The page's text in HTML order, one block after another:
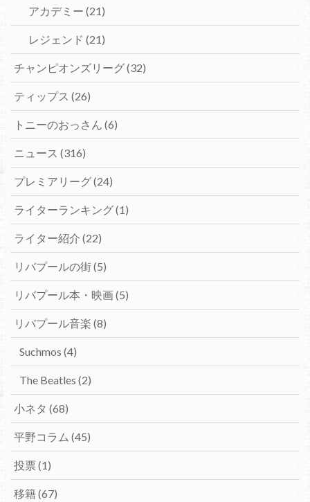
アカデミー (21)
レジェンド (21)
チャンピオンズリーグ(32)
ティップス (26)
トニーのおっさん (6)
ニュース (316)
プレミアリーグ(24)
ライターランキング(1)
ライター紹介 (22)
リバプールの街(5)
リバプール本・映画(5)
リバプール音楽 (8)
Suchmos (4)
The Beatles (2)
小ネタ (68)
平野コラム (45)
投票 (1)
移籍(67)